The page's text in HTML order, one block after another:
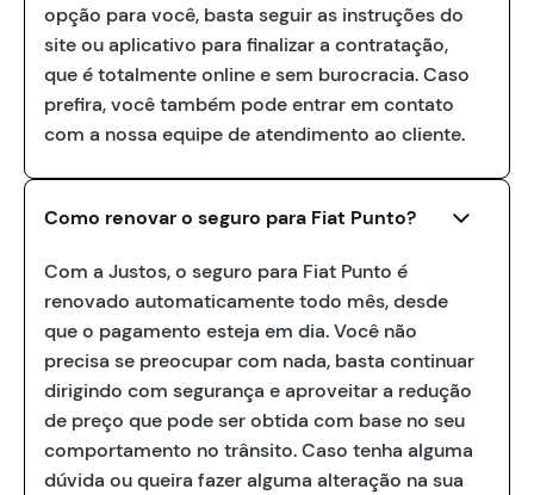
opção para você, basta seguir as instruções do
site ou aplicativo para finalizar a contratação,
que é totalmente online e sem burocracia. Caso
prefira, você também pode entrar em contato
com a nossa equipe de atendimento ao cliente.
Como renovar o seguro para Fiat Punto?
Com a Justos, o seguro para Fiat Punto é
renovado automaticamente todo mês, desde
que o pagamento esteja em dia. Você não
precisa se preocupar com nada, basta continuar
dirigindo com segurança e aproveitar a redução
de preço que pode ser obtida com base no seu
comportamento no trânsito. Caso tenha alguma
dúvida ou queira fazer alguma alteração na sua